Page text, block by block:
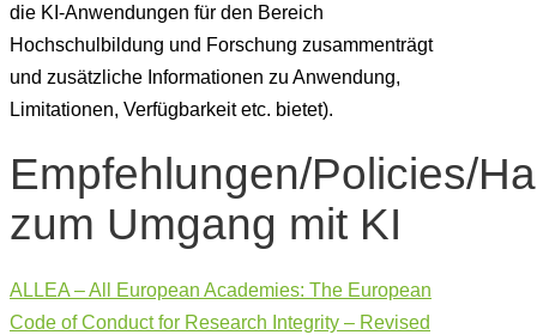
die KI-Anwendungen für den Bereich
Hochschulbildung und Forschung zusammenträgt
und zusätzliche Informationen zu Anwendung,
Limitationen, Verfügbarkeit etc. bietet).
Empfehlungen/Policies/
zum Umgang mit KI
ALLEA – All European Academies: The European
Code of Conduct for Research Integrity – Revised